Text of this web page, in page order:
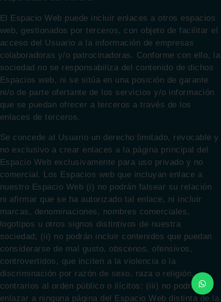
El Espacio Web puede incluir enlaces a otros espacios
web, gestionados por terceros, con objeto de facilitar el
acceso del Usuario a la información de empresas
colaboradoras y/o patrocinadoras. Conforme con ello, la
sociedad no se responsabiliza del contenido de dichos
Espacios web, ni se sitúa en una posición de garante
ni/o de parte ofertante de los servicios y/o información
que se puedan ofrecer a terceros a través de los
enlaces de terceros.
Se concede al Usuario un derecho limitado, revocable y
no exclusivo a crear enlaces a la página principal del
Espacio Web exclusivamente para uso privado y no
comercial. Los Espacios web que incluyan enlace a
nuestro Espacio Web (i) no podrán falsear su relación
ni afirmar que se ha autorizado tal enlace, ni incluir
marcas, denominaciones, nombres comerciales,
logotipos u otros signos distintivos de nuestra
sociedad; (ii) no podrán incluir contenidos que puedan
considerarse de mal gusto, obscenos, ofensivos,
controvertidos, que inciten a la violencia o la
discriminación por razón de sexo, raza o religión,
contrarios al orden público o ilícitos; (iii) no podrán
enlazar a ninguna página del Espacio Web distinta de la